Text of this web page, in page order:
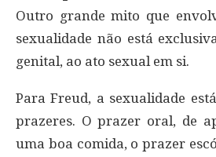
Outro grande mito que
sexualidade não está
genital, ao ato sexual em si.
Para Freud, a sexualidade
prazeres. O prazer oral, de
uma boa comida, o prazer